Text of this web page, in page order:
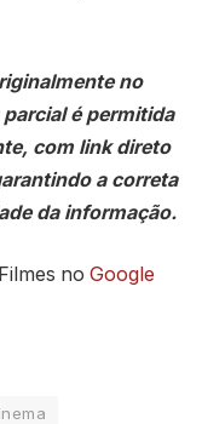
no
é permitida
com link direto
a correta
da informação.
no Google